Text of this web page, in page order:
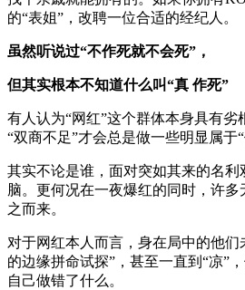
的“表姐”，改聘一位合适的经纪人。
虽然听说过“不作死就不会死”，
但其实根本不知道什么叫“真 作死”
有人认为“网红”这个群体本身具有劣
“双商不足”才会总是做一些明显属于“
其实不论是谁，面对突如其来的名
脑。更何况在一夜爆红的同时，许多
之而来。
对于网红本人而言，身在局中的他们
的边缘拼命试探”，甚至一直到“凉”
自己做错了什么。